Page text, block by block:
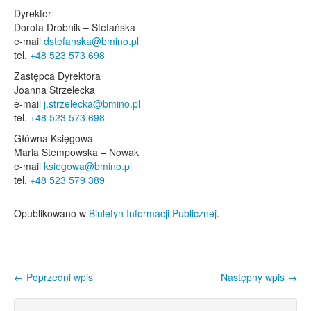
Dyrektor
Dorota Drobnik – Stefańska
e-mail dstefanska@bmino.pl
tel. +48 523 573 698
Zastępca Dyrektora
Joanna Strzelecka
e-mail j.strzelecka@bmino.pl
tel. +48 523 573 698
Główna Księgowa
Maria Stempowska – Nowak
e-mail ksiegowa@bmino.pl
tel. +48 523 579 389
Opublikowano w Biuletyn Informacji Publicznej.
Nawigacja wpisu
Następny wpis →
← Poprzedni wpis